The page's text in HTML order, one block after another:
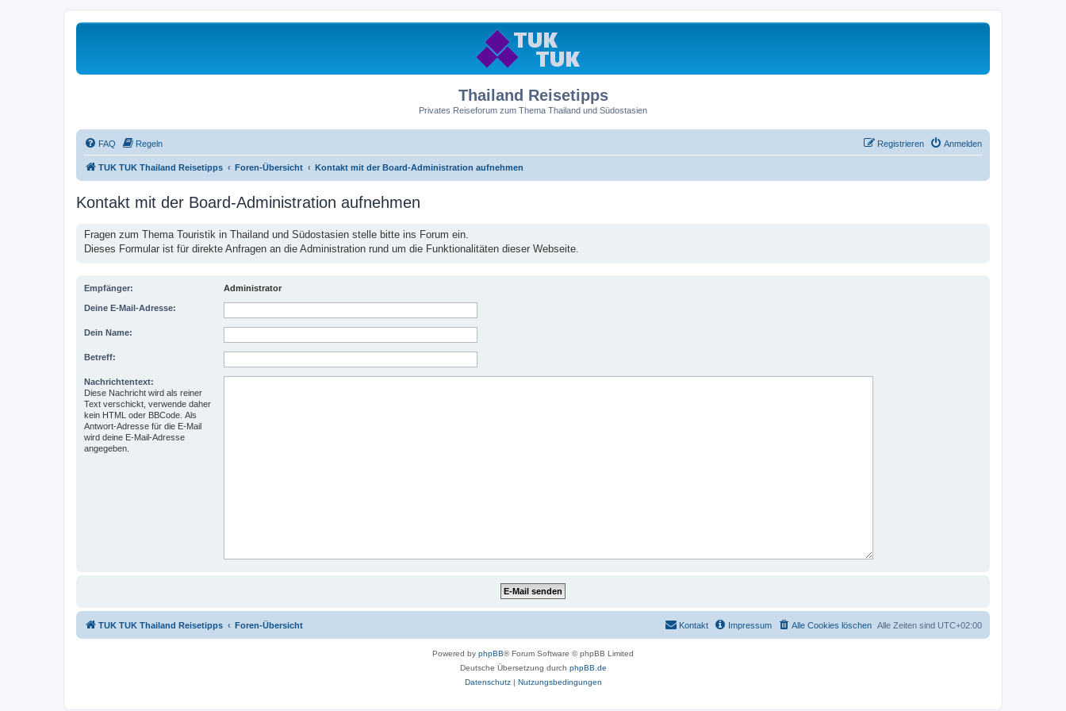
Thailand Reisetipps
Privates Reiseforum zum Thema Thailand und Südostasien
FAQ Regeln Anmelden
Registrieren
TUK TUK Thailand Reisetipps Foren-Übersicht Kontakt mit der Board-Administration aufnehmen
Kontakt mit der Board-Administration aufnehmen
Fragen zum Thema Touristik in Thailand und Südostasien stelle bitte ins Forum ein.
Dieses Formular ist für direkte Anfragen an die Administration rund um die Funktionalitäten dieser Webseite.
Empfänger: Administrator
Deine E-Mail-Adresse:
Dein Name:
Betreff:
Nachrichtentext:
Diese Nachricht wird als reiner
Text verschickt, verwende daher
kein HTML oder BBCode. Als
Antwort-Adresse für die E-Mail
wird deine E-Mail-Adresse
angegeben.
TUK TUK Thailand Reisetipps Foren-Übersicht Alle Zeiten sind UTC+02:00
Alle Cookies löschen
Impressum
Kontakt
Powered by phpBB® Forum Software © phpBB Limited
Deutsche Übersetzung durch phpBB.de
Datenschutz| Nutzungsbedingungen